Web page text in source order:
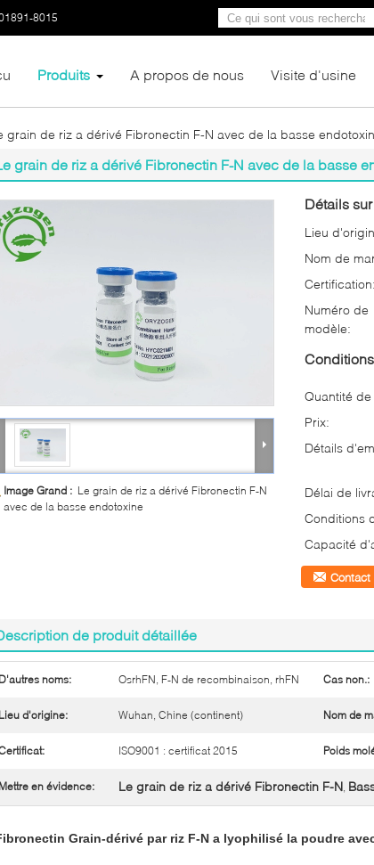
8015
Produits A propos de nous Visite d'usine
grain de riz a dérivé Fibronectin F-N avec de la basse
grain de riz a dérivé Fibronectin F-N avec de la basse
Image Grand : Le grain de riz a dérivé Fibronectin F-N
avec de la basse endotoxine
Détails
Lieu
Nom de
Certification:
Numéro de
modèle:
Quantité
Prix:
Détails
Délai de
Conditions
Capacité
Contact
de produit détaillée
noms: OsrhFN, F-N de recombinaison, rhFN Cas non.:
d'origine: Wuhan, Chine (continent) Nom de
ISO9001 : certificat 2015 Poids
en évidence: Le grain de riz a dérivé Fibronectin F-N,
Grain-dérivé par riz F-N a lyophilisé la poudre